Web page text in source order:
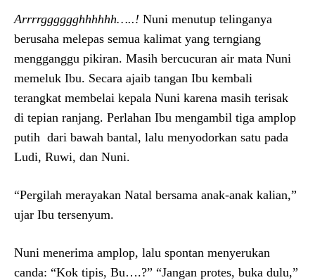
Arrrrgggggghhhhhh…..! Nuni menutup telinganya
berusaha melepas semua kalimat yang terngiang
mengganggu pikiran. Masih bercucuran air mata Nuni
memeluk Ibu. Secara ajaib tangan Ibu kembali
terangkat membelai kepala Nuni karena masih terisak
di tepian ranjang. Perlahan Ibu mengambil tiga amplop
putih dari bawah bantal, lalu menyodorkan satu pada
Ludi, Ruwi, dan Nuni.
“Pergilah merayakan Natal bersama anak-anak kalian,”
ujar Ibu tersenyum.
Nuni menerima amplop, lalu spontan menyerukan
canda: “Kok tipis, Bu….?” “Jangan protes, buka dulu,”